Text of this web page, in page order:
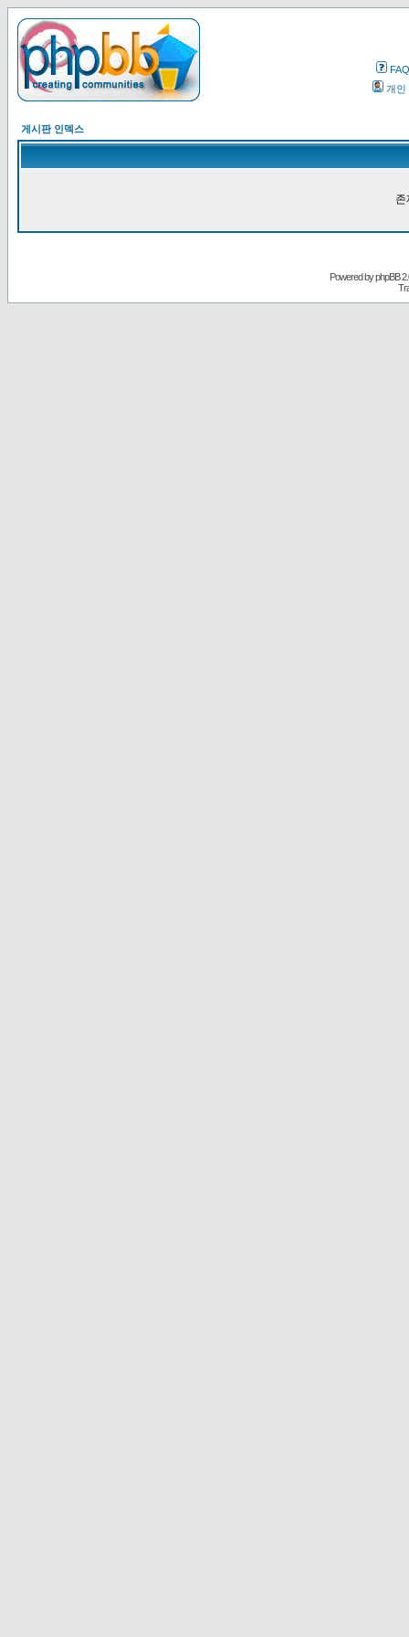
FAQ
개인
게시판 인덱스
존
Powered byphpBB